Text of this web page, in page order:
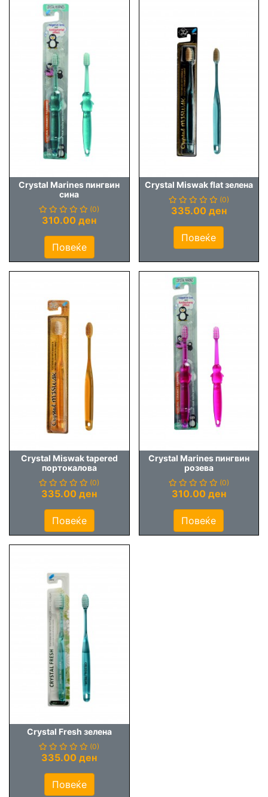
Crystal Marines пингвин
сина
(0)
310.00 ден
Повеќе
Crystal Miswak flat зелена
(0)
335.00 ден
Повеќе
Crystal Miswak tapered
портокалова
(0)
335.00 ден
Повеќе
Crystal Marines пингвин
розева
(0)
310.00 ден
Повеќе
Crystal Fresh зелена
(0)
335.00 ден
Повеќе